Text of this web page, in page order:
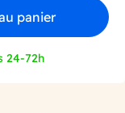
panier
24-72h